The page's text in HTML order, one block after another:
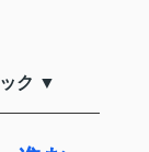
ク ▼